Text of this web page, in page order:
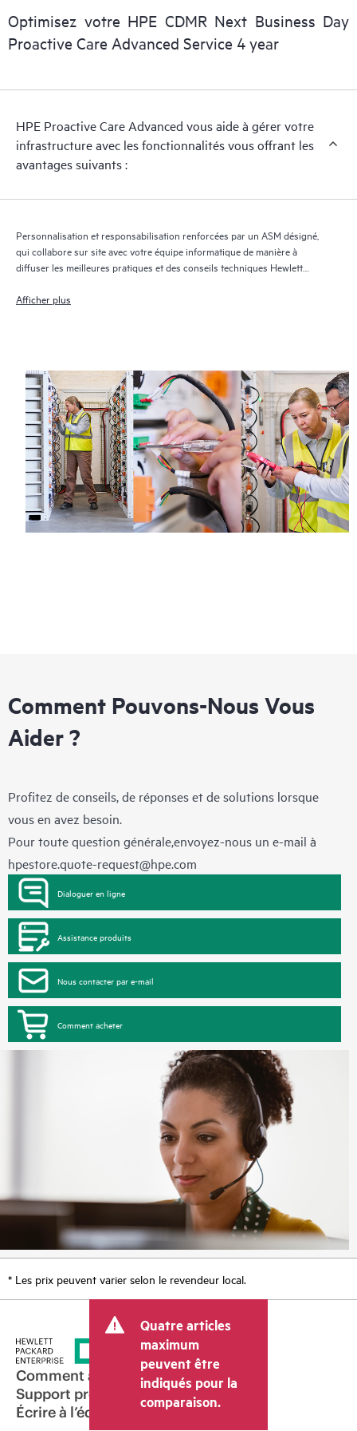
gérer le dossier et de vous communiquer des informations
régulières sur le dossier et sur l'avancement de la solution.
à distance pour superviser les appareils et collecter des
services. Pour bénéficier de ce service d'assistance, il est
impératif que la version la plus récente de Remote Support
Technology soit installée.
Optimisez votre HPE CDMR Next Business Day
Proactive Care Advanced Service 4 year
HPE Proactive Care Advanced vous aide à gérer votre
infrastructure avec les fonctionnalités vous offrant les
avantages suivants :
Personnalisation et responsabilisation renforcées par un ASM désigné,
qui collabore sur site avec votre équipe informatique de manière à
diffuser les meilleures pratiques et des conseils techniques Hewlett
Afficher plus
Comment Pouvons-Nous Vous
Aider ?
Profitez de conseils, de réponses et de solutions lorsque
vous en avez besoin.
Pour toute question générale,envoyez-nous un e-mail à
hpestore.quote-request@hpe.com
Dialoguer en ligne
Assistance produits
Nous contacter par e-mail
Comment acheter
* Les prix peuvent varier selon le revendeur local.
Quatre articles
maximum
peuvent être
indiqués pour la
comparaison.
Comment acheter
Support produit
Écrire à l’équipe commerciale